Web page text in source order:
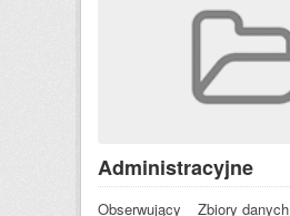
Administracyjne
Obserwujący Zbiory danych